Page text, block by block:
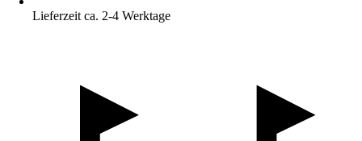
Lieferzeit ca. 2-4 Werktage